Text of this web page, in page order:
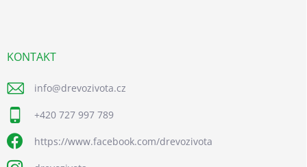
KONTAKT
info@drevozivota.cz
+420 727 997 789
https://www.facebook.com/drevozivota